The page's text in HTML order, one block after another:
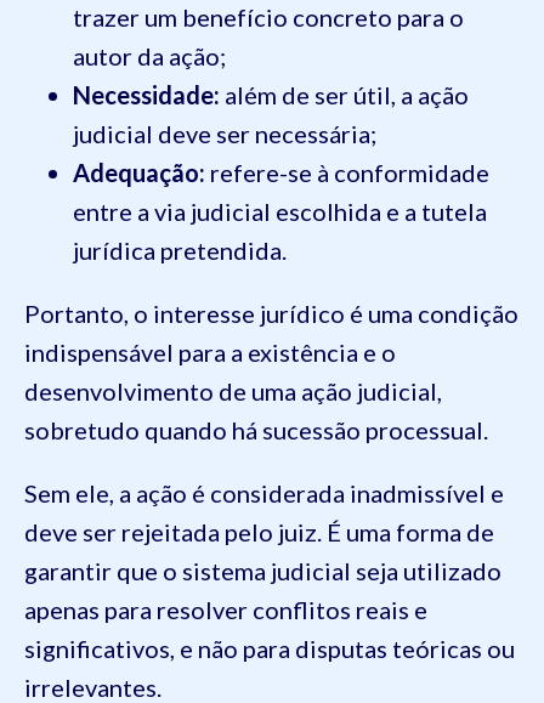
trazer um benefício concreto para o
autor da ação;
Necessidade: além de ser útil, a ação
judicial deve ser necessária;
Adequação: refere-se à conformidade
entre a via judicial escolhida e a tutela
jurídica pretendida.
Portanto, o interesse jurídico é uma condição
indispensável para a existência e o
desenvolvimento de uma ação judicial,
sobretudo quando há sucessão processual.
Sem ele, a ação é considerada inadmissível e
deve ser rejeitada pelo juiz. É uma forma de
garantir que o sistema judicial seja utilizado
apenas para resolver conflitos reais e
significativos, e não para disputas teóricas ou
irrelevantes.